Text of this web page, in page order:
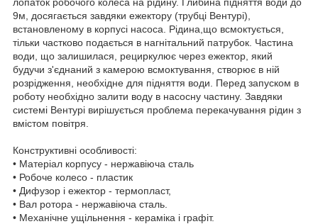
9м, досягається завдяки ежектору (трубці Вентурі),
встановленому в корпусі насоса. Рідина,що всмоктується,
тільки частково подається в нагнітальний патрубок. Частина
води, що залишилася, рециркулює через ежектор, який
будучи з'єднаний з камерою всмоктування, створює в ній
розрідження, необхідне для підняття води. Перед запуском в
роботу необхідно залити воду в насосну частину. Завдяки
системі Вентурі вирішується проблема перекачування рідин з
вмістом повітря.
Конструктивні особливості:
• Матеріал корпусу - нержавіюча сталь
• Робоче колесо - пластик
• Дифузор і ежектор - термопласт,
• Вал ротора - нержавіюча сталь.
• Механічне ущільнення - кераміка і графіт.